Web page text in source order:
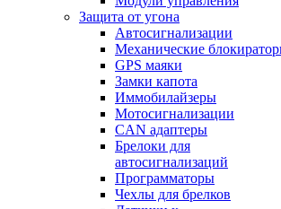
Защита от угона
Автосигнализации
Механические
GPS маяки
Замки капота
Иммобилайзеры
Мотосигнализации
CAN адаптеры
Брелоки для
автосигнализаций
Программаторы
Чехлы для брелков